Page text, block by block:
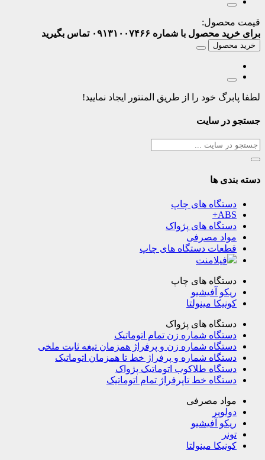
قیمت محصول:
برای خرید محصول با شماره ۰۹۱۳۱۰۰۷۴۶۶ تماس بگیرید
خرید محصول
لطفا پابرگ خود را از طریق المنتور ایجاد نمایید!
جستجو در سایت
دسته بندی ها
دستگاه های چاپ
ABS+
دستگاه های پژواک
مواد مصرفی
قطعات دستگاه های چاپ
فیلامنت
دستگاه های چاپ
ریکو آفیشیو
کونیکا مینولتا
دستگاه های پژواک
دستگاه شماره زن تمام اتوماتیک
دستگاه شماره زن و پرفراژ همزمان تیغه ثابت ملخی
دستگاه شماره و پرفراژ خط تا همزمان اتوماتیک
دستگاه طلاکوب اتوماتیک پژواک
دستگاه خط تاپرفراژ تمام اتوماتیک
مواد مصرفی
دولوپر
ریکو آفیشیو
تونر
کونیکا مینولتا